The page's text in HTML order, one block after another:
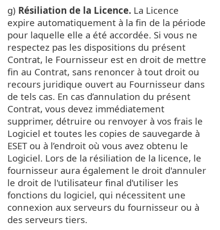
g) Résiliation de la Licence. La Licence
expire automatiquement à la fin de la période
pour laquelle elle a été accordée. Si vous ne
respectez pas les dispositions du présent
Contrat, le Fournisseur est en droit de mettre
fin au Contrat, sans renoncer à tout droit ou
recours juridique ouvert au Fournisseur dans
de tels cas. En cas d’annulation du présent
Contrat, vous devez immédiatement
supprimer, détruire ou renvoyer à vos frais le
Logiciel et toutes les copies de sauvegarde à
ESET ou à l’endroit où vous avez obtenu le
Logiciel. Lors de la résiliation de la licence, le
fournisseur aura également le droit d'annuler
le droit de l'utilisateur final d'utiliser les
fonctions du logiciel, qui nécessitent une
connexion aux serveurs du fournisseur ou à
des serveurs tiers.